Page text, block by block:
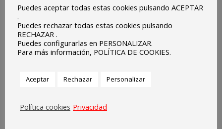
Puedes aceptar todas estas cookies pulsando ACEPTAR
.
Puedes rechazar todas estas cookies pulsando
RECHAZAR .
Puedes configurarlas en PERSONALIZAR.
Para más información, POLÍTICA DE COOKIES.
Aceptar Rechazar Personalizar
Política cookies Privacidad